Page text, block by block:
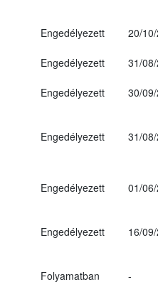
Engedélyezett
20/
Engedélyezett
31/
Engedélyezett
30/
Engedélyezett 31/
Engedélyezett 01/
Engedélyezett 16/
Folyamatban -